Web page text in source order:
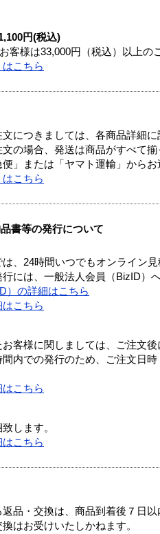
円(税込)
客様は33,000円（税込）以上の
こちら
につきましては、各商品詳細
の場合、発送は商品がすべて揃
」または「ヤマト運輸」からお
こちら
書等の発行について
、24時間いつでもオンライン見
には、一般法人会員（BizID）
）の詳細はこちら
こちら
客様に関しましては、ご注文後
内での発行のため、ご注文日
こちら
します。
こちら
品・交換は、商品到着後７日
はお受けいたしかねます。